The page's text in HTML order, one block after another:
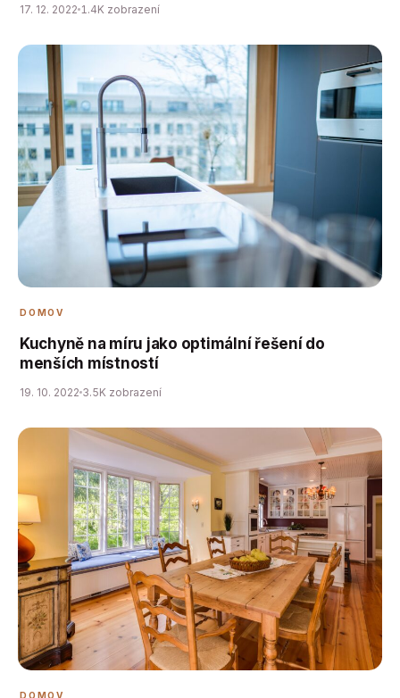
17. 12. 2022 1.4K zobrazení
DOMOV
Kuchyně na míru jako optimální řešení do
menších místností
19. 10. 2022 3.5K zobrazení
DOMOV